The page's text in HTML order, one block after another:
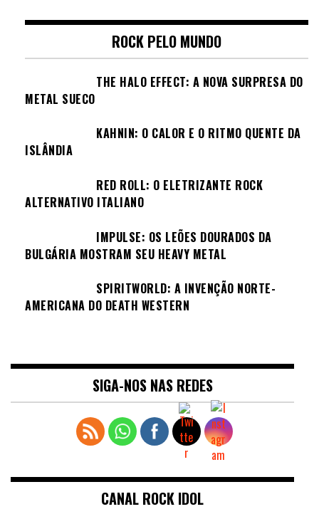
ROCK PELO MUNDO
THE HALO EFFECT: A NOVA SURPRESA DO
METAL SUECO
KAHNIN: O CALOR E O RITMO QUENTE DA
ISLÂNDIA
RED ROLL: O ELETRIZANTE ROCK
ALTERNATIVO ITALIANO
IMPULSE: OS LEÕES DOURADOS DA
BULGÁRIA MOSTRAM SEU HEAVY METAL
SPIRITWORLD: A INVENÇÃO NORTE-
AMERICANA DO DEATH WESTERN
SIGA-NOS NAS REDES
CANAL ROCK IDOL